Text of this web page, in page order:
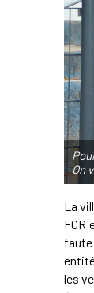
On
La
FCR
les